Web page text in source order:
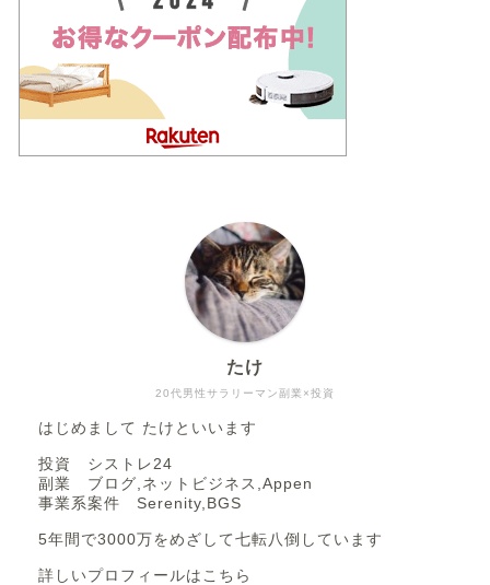
20代男性サラリーマン副業×投資
たけ
はじめまして たけといいます
投資 シストレ24
副業 ブログ,ネットビジネス,Appen
事業系案件 Serenity,BGS
5年間で3000万をめざして七転八倒しています
詳しいプロフィールはこちら